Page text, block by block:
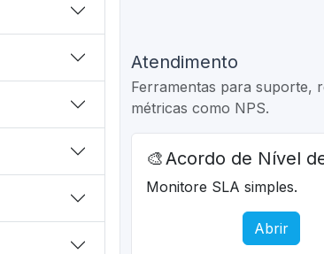
Atendimento
Ferramentas para suporte,
métricas como NPS.
🎨Acordo de Nível
Monitore SLA simples.
Abrir